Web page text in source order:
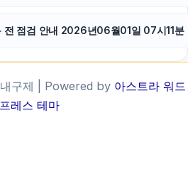
전 점검 안내 2026년06월01일 07시11분
구제 | Powered by 아스트라 워드
프레스 테마